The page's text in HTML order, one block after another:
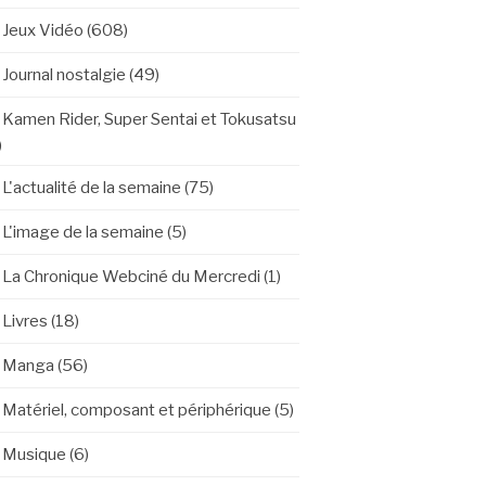
Jeux Vidéo (608)
Journal nostalgie (49)
Kamen Rider, Super Sentai et Tokusatsu
L'actualité de la semaine (75)
L'image de la semaine (5)
La Chronique Webciné du Mercredi (1)
Livres (18)
Manga (56)
Matériel, composant et périphérique (5)
Musique (6)